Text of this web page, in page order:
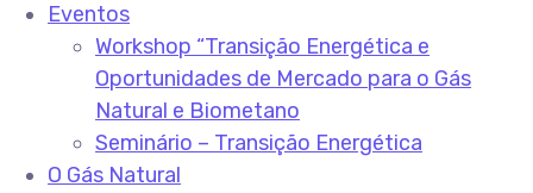
Eventos
Workshop “Transição Energética e
Oportunidades de Mercado para o Gás
Natural e Biometano
Seminário – Transição Energética
O Gás Natural